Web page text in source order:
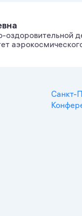
оздоровительной
Санкт-